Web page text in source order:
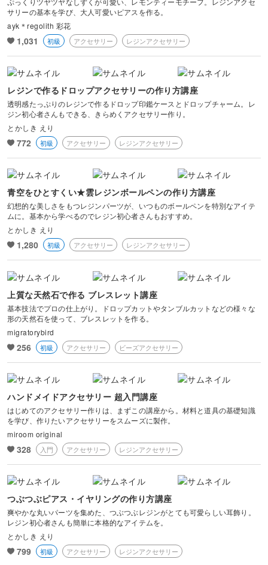
サリーの基本を学び、大人可愛いピアスを作る。
ayk＊regolith 彩花
1,031 初級 アクセサリー レジンアクセサリー
レジンで作るドロップアクセサリーの作り方講座
透明感たっぷりのレジンで作るドロップ印鑑ケースとドロップチャーム。レ
ジン初心者さんもできる、きらめくアクセサリー作り。
とかしき えり
772 初級 アクセサリー レジンアクセサリー
青空をひとすくい★雲レジンボールペンの作り方講座
幻想的な美しさをもつレジンパーツが、いつものボールペンを特別なアイテ
ムに。基本から学べるのでレジン初心者さんもおすすめ。
とかしき えり
1,280 初級 アクセサリー レジンアクセサリー
上質な天然石で作る ブレスレット講座
基本技法でプロの仕上がり。ドロップカットやタンブルカットなどの様々な
形の天然石を使って、ブレスレットを作る。
migratorybird
256 初級 アクセサリー ビーズアクセサリー
ハンドメイドアクセサリー 超入門講座
はじめてのアクセサリー作りは、まずこの講座から。材料と道具の基礎知識
を学び、作りたいアクセサリーをスムーズに製作。
miroom original
328 入門 アクセサリー レジンアクセサリー
つぶつぶピアス・イヤリングの作り方講座
爽やかな丸いパーツを集めた、つぶつぶレジンがとても可愛らしい耳飾り。
レジン初心者さんも簡単に本格的なアイテムを。
とかしき えり
799 初級 アクセサリー レジンアクセサリー